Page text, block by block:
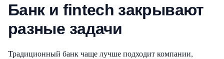
Банк и fintech закрывают
разные задачи
Традиционный банк чаще лучше подходит компании,